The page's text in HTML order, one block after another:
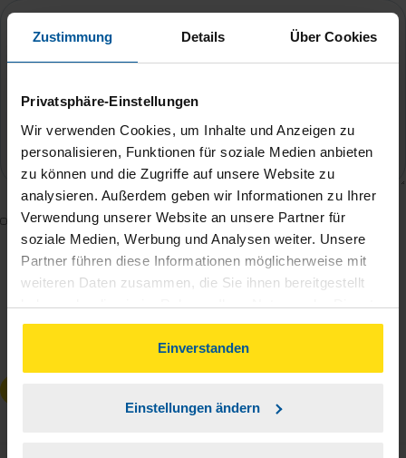
Zustimmung Details Über Cookies
Privatsphäre-Einstellungen
Wir verwenden Cookies, um Inhalte und Anzeigen zu
personalisieren, Funktionen für soziale Medien anbieten
zu können und die Zugriffe auf unsere Website zu
analysieren. Außerdem geben wir Informationen zu Ihrer
Verwendung unserer Website an unsere Partner für
soziale Medien, Werbung und Analysen weiter. Unsere
Partner führen diese Informationen möglicherweise mit
weiteren Daten zusammen, die Sie ihnen bereitgestellt
haben oder die sie im Rahmen Ihrer Nutzung der Dienste
gesammelt haben. Indem Sie auf Einverstanden klicken,
können Sie der Verwendung von Cookies, gemäß
unserer➔ Datenschutzrichtliniezustimmen.
Einverstanden
Einstellungen ändern
Mit dem Absenden des Kontaktformulars erkläre ich
mich damit einverstanden, dass meine Daten zur
Bearbeitung meines Anliegens sowie zur internen
Analyse der Zugriffsquelle verwendet werden.
DieDatenschutzbestimmungenhabe ich zur
Kenntnis genommen.*